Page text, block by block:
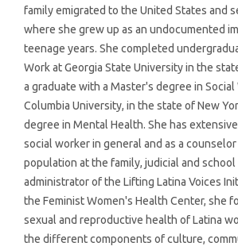
family emigrated to the United States and
where she grew up as an undocumented
teenage years. She completed
Work at Georgia State University in the
a graduate with a Master's degree in Social
Columbia University, in the state of New
degree in Mental Health. She has
social worker in general and as a
population at the family, judicial and school
administrator of the Lifting Latina Voices
the Feminist Women's Health Center, she
sexual and reproductive health of Latina
the different components of culture,